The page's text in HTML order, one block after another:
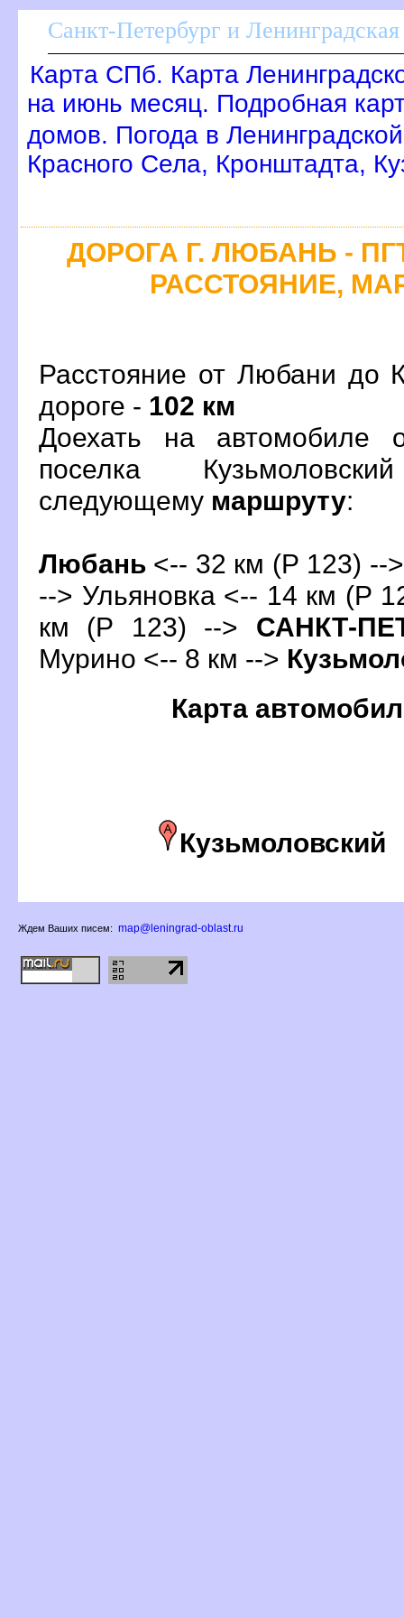
Санкт-Петербург и Ленинградская
Карта СПб. Карта
на июнь месяц. Подробная
домов. Погода в
Красного Села, Кронштадта,
ДОРОГА Г. ЛЮБАНЬ -
РАССТОЯНИЕ,
Расстояние от Любани до
дороге - 102 км
Доехать на автомобиле
поселка
следующему маршруту:
Любань <-- 32 км (Р 123) --
--> Ульяновка <-- 14 км (Р
км (Р 123) --> САНКТ-
Мурино <-- 8 км -->
Карта
Кузьмоловский
Ждем Ваших писем: map@leningrad-oblast.ru